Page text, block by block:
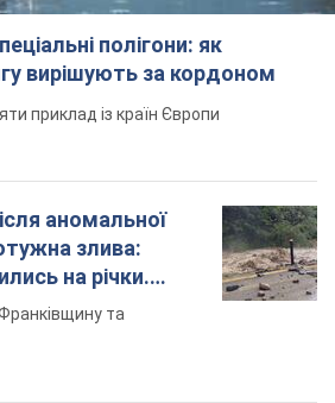
злива:
на річки.
та
тис. грн боргу
зіпсованого
ухвалив